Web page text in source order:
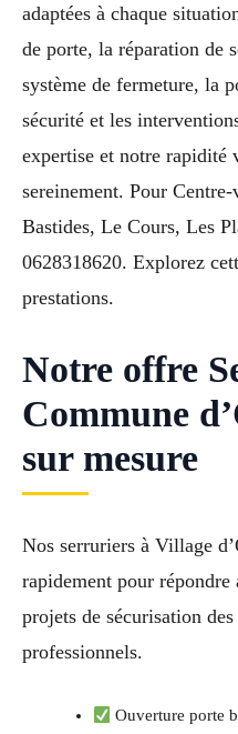
adaptées à chaque
de porte, la réparation de
système de fermeture, la
sécurité et les
expertise et notre rapidité
sereinement. Pour
Bastides, Le Cours, Les
0628318620. Explorez
prestations.
Notre offre
Commune
sur mesure
Nos serruriers à Village
rapidement pour répondre
projets de sécurisation
professionnels.
Ouverture porte